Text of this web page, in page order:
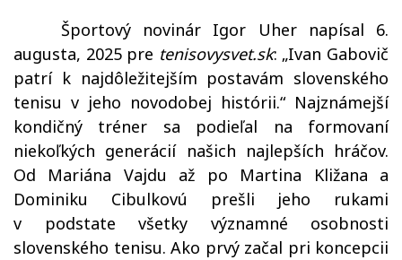
Športový novinár Igor Uher napísal 6.
augusta, 2025pre tenisovysvet.sk: „Ivan Gabovič
patrí k najdôležitejším postavám slovenského
tenisu v jeho novodobej histórii.“ Najznámejší
kondičný tréner sa podieľal na formovaní
niekoľkých generácií našich najlepších hráčov.
Od Mariána Vajdu až po Martina Kližana a
Dominiku Cibulkovú prešli jeho rukami
v podstate všetky významné osobnosti
slovenského tenisu. Ako prvý začal pri koncepcii